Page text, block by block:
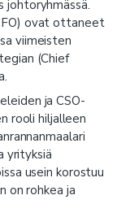
ovat ottaneet
viimeisten
(Chief
ja CSO-
rooli hiljalleen
yrityksiä
usein korostuu
on rohkea ja